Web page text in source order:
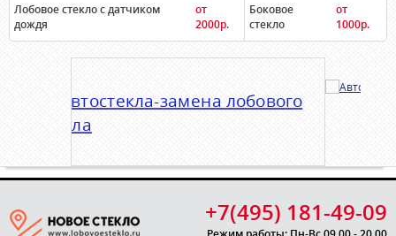
Лобовое стекло с датчиком
дождя
от
2000р.
Боковое
стекло
от
1000р.
+7(495) 181-49-09